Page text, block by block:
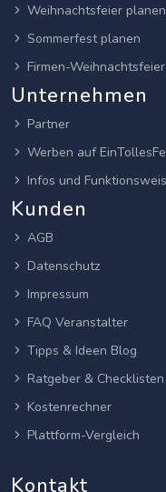
Weihnachtsfeier planen
Sommerfest planen
Firmen-Weihnachtsfeier
Unternehmen
Partner
Werben auf
Infos und
Kunden
AGB
Datenschutz
Impressum
FAQ Veranstalter
Tipps & Ideen Blog
Ratgeber & Checklisten
Kostenrechner
Plattform-Vergleich
Kontakt